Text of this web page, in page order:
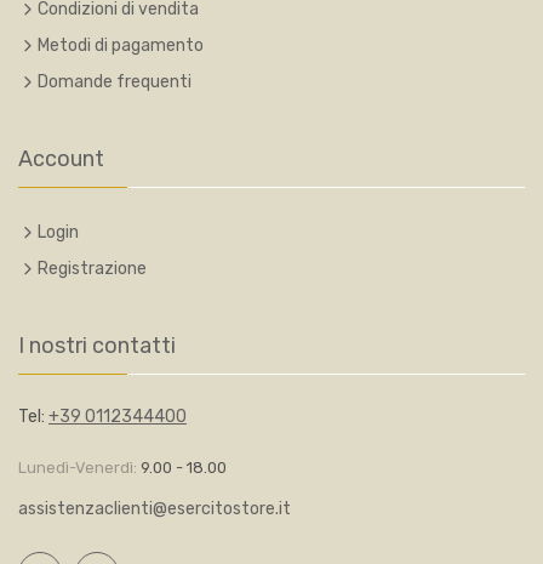
Condizioni di vendita
Metodi di pagamento
Domande frequenti
Account
Login
Registrazione
I nostri contatti
Tel: +39 0112344400
Lunedì-Venerdì: 9.00 - 18.00
assistenzaclienti@esercitostore.it